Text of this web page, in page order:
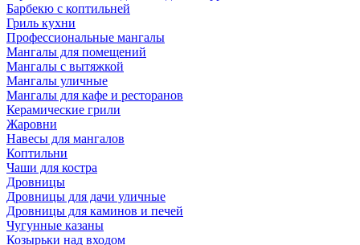
Барбекю с коптильней
Гриль кухни
Профессиональные мангалы
Мангалы для помещений
Мангалы с вытяжкой
Мангалы уличные
Мангалы для кафе и ресторанов
Керамические грили
Жаровни
Навесы для мангалов
Коптильни
Чаши для костра
Дровницы
Дровницы для дачи уличные
Дровницы для каминов и печей
Чугунные казаны
Козырьки над входом